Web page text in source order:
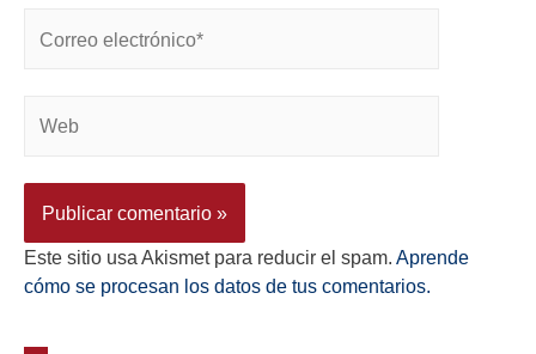
Este sitio usa Akismet para reducir el spam. Aprende
cómo se procesan los datos de tus comentarios.